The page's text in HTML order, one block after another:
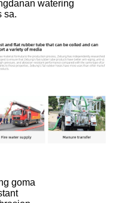
watering
sa.
goma